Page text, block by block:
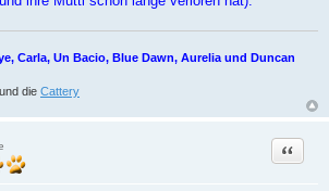
Carla, Un Bacio, Blue Dawn, Aurelia und Duncan
und die Cattery
Zitat